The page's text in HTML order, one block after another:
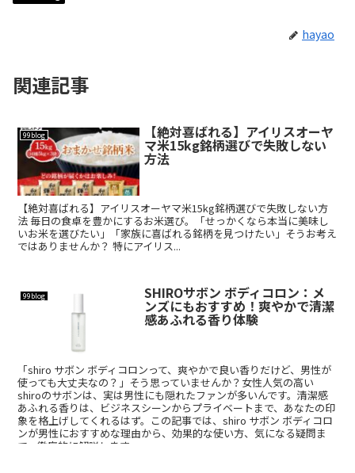
hayao
関連記事
99blog 【絶対喜ばれる】アイリスオーヤ
マ米15kg銘柄選びで失敗しない
方法
【絶対喜ばれる】アイリスオーヤマ米15kg銘柄選びで失敗しない方
法 毎日の食卓を豊かにするお米選び。「せっかくなら本当に美味し
いお米を選びたい」「家族に喜ばれる銘柄を見つけたい」そうお考え
ではありませんか？ 特にアイリス...
99blog SHIROサボン ボディコロン：メ
ンズにもおすすめ！爽やかで清潔
感あふれる香り体験
「shiro サボン ボディコロンって、爽やかで良い香りだけど、男性が
使っても大丈夫なの？」そう思っていませんか？女性人気の高い
shiroのサボンは、実は男性にも隠れたファンが多いんです。清潔感
あふれる香りは、ビジネスシーンからプライベートまで、あなたの印
象を格上げしてくれるはず。この記事では、shiro サボン ボディコロ
ンが男性におすすめな理由から、効果的な使い方、気になる疑問ま
で、徹底的に解説します。